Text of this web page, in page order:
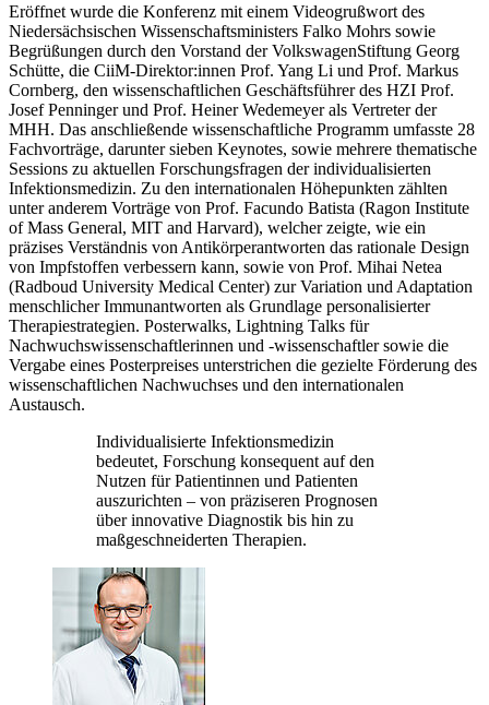
Eröffnet wurde die Konferenz mit einem Videogrußwort des
Niedersächsischen Wissenschaftsministers Falko Mohrs sowie
Begrüßungen durch den Vorstand der VolkswagenStiftung Georg
Schütte, die CiiM-Direktor:innen Prof. Yang Li und Prof. Markus
Cornberg, den wissenschaftlichen Geschäftsführer des HZI Prof.
Josef Penninger und Prof. Heiner Wedemeyer als Vertreter der
MHH. Das anschließende wissenschaftliche Programm umfasste 28
Fachvorträge, darunter sieben Keynotes, sowie mehrere thematische
Sessions zu aktuellen Forschungsfragen der individualisierten
Infektionsmedizin. Zu den internationalen Höhepunkten zählten
unter anderem Vorträge von Prof. Facundo Batista (Ragon Institute
of Mass General, MIT and Harvard), welcher zeigte, wie ein
präzises Verständnis von Antikörperantworten das rationale Design
von Impfstoffen verbessern kann, sowie von Prof. Mihai Netea
(Radboud University Medical Center) zur Variation und Adaptation
menschlicher Immunantworten als Grundlage personalisierter
Therapiestrategien. Posterwalks, Lightning Talks für
Nachwuchswissenschaftlerinnen und -wissenschaftler sowie die
Vergabe eines Posterpreises unterstrichen die gezielte Förderung des
wissenschaftlichen Nachwuchses und den internationalen
Austausch.
Individualisierte Infektionsmedizin
bedeutet, Forschung konsequent auf den
Nutzen für Patientinnen und Patienten
auszurichten – von präziseren Prognosen
über innovative Diagnostik bis hin zu
maßgeschneiderten Therapien.